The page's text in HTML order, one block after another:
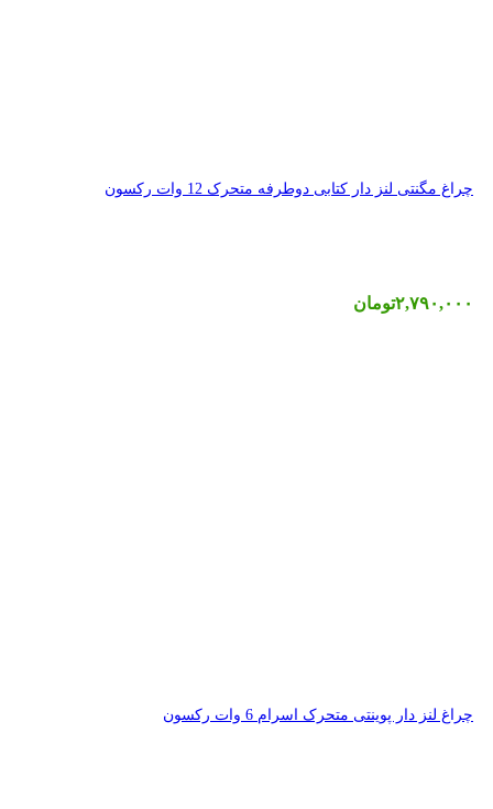
12 وات رکسون
رکسون